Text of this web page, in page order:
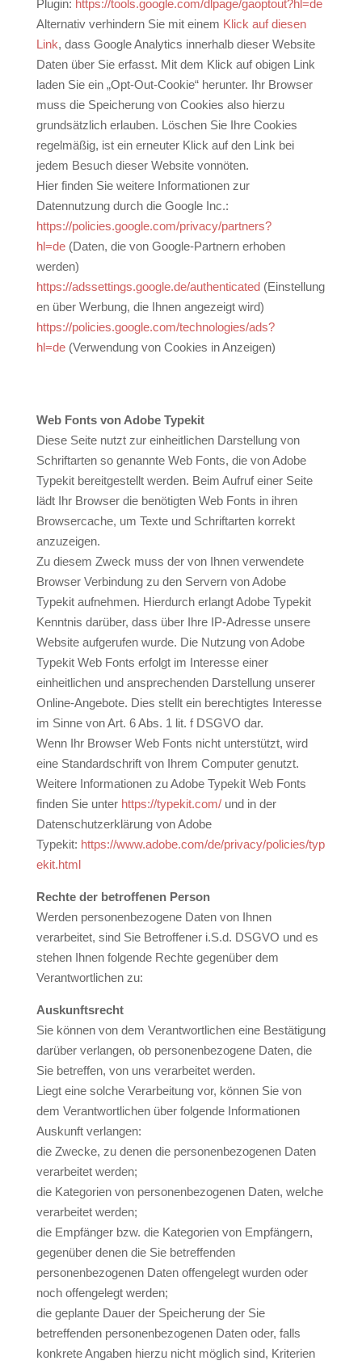
Plugin: https://tools.google.com/dlpage/gaoptout?hl=de
Alternativ verhindern Sie mit einem Klick auf diesen
Link, dass Google Analytics innerhalb dieser Website
Daten über Sie erfasst. Mit dem Klick auf obigen Link
laden Sie ein „Opt-Out-Cookie“ herunter. Ihr Browser
muss die Speicherung von Cookies also hierzu
grundsätzlich erlauben. Löschen Sie Ihre Cookies
regelmäßig, ist ein erneuter Klick auf den Link bei
jedem Besuch dieser Website vonnöten.
Hier finden Sie weitere Informationen zur
Datennutzung durch die Google Inc.:
https://policies.google.com/privacy/partners?
hl=de(Daten, die von Google-Partnern erhoben
werden)
https://adssettings.google.de/authenticated(Einstellung
en über Werbung, die Ihnen angezeigt wird)
https://policies.google.com/technologies/ads?
hl=de(Verwendung von Cookies in Anzeigen)
Web Fonts von Adobe Typekit
Diese Seite nutzt zur einheitlichen Darstellung von
Schriftarten so genannte Web Fonts, die von Adobe
Typekit bereitgestellt werden. Beim Aufruf einer Seite
lädt Ihr Browser die benötigten Web Fonts in ihren
Browsercache, um Texte und Schriftarten korrekt
anzuzeigen.
Zu diesem Zweck muss der von Ihnen verwendete
Browser Verbindung zu den Servern von Adobe
Typekit aufnehmen. Hierdurch erlangt Adobe Typekit
Kenntnis darüber, dass über Ihre IP-Adresse unsere
Website aufgerufen wurde. Die Nutzung von Adobe
Typekit Web Fonts erfolgt im Interesse einer
einheitlichen und ansprechenden Darstellung unserer
Online-Angebote. Dies stellt ein berechtigtes Interesse
im Sinne von Art. 6 Abs. 1 lit. f DSGVO dar.
Wenn Ihr Browser Web Fonts nicht unterstützt, wird
eine Standardschrift von Ihrem Computer genutzt.
Weitere Informationen zu Adobe Typekit Web Fonts
finden Sie unter https://typekit.com/ und in der
Datenschutzerklärung von Adobe
Typekit: https://www.adobe.com/de/privacy/policies/typ
ekit.html
Rechte der betroffenen Person
Werden personenbezogene Daten von Ihnen
verarbeitet, sind Sie Betroffener i.S.d. DSGVO und es
stehen Ihnen folgende Rechte gegenüber dem
Verantwortlichen zu:
Auskunftsrecht
Sie können von dem Verantwortlichen eine Bestätigung
darüber verlangen, ob personenbezogene Daten, die
Sie betreffen, von uns verarbeitet werden.
Liegt eine solche Verarbeitung vor, können Sie von
dem Verantwortlichen über folgende Informationen
Auskunft verlangen:
die Zwecke, zu denen die personenbezogenen Daten
verarbeitet werden;
die Kategorien von personenbezogenen Daten, welche
verarbeitet werden;
die Empfänger bzw. die Kategorien von Empfängern,
gegenüber denen die Sie betreffenden
personenbezogenen Daten offengelegt wurden oder
noch offengelegt werden;
die geplante Dauer der Speicherung der Sie
betreffenden personenbezogenen Daten oder, falls
konkrete Angaben hierzu nicht möglich sind, Kriterien